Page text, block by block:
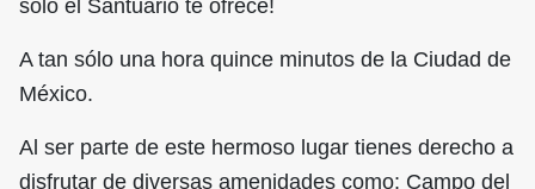
solo el Santuario te ofrece!
A tan sólo una hora quince minutos de la Ciudad de
México.
Al ser parte de este hermoso lugar tienes derecho a
disfrutar de diversas amenidades como: Campo del